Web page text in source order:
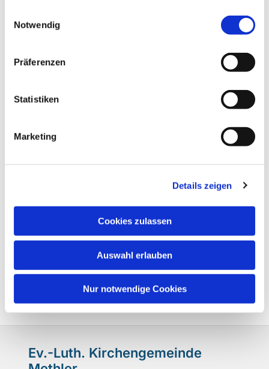
Notwendig
Präferenzen
Statistiken
Marketing
Details zeigen
Cookies zulassen
Auswahl erlauben
Nur notwendige Cookies
Ev.-Luth. Kirchengemeinde